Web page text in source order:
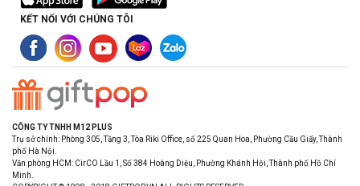
KẾT NỐI VỚI CHÚNG TÔI
CÔNG TY TNHH M12 PLUS
Trụ sở chính: Phòng 305, Tầng 3, Tòa Riki Office, số 225 Quan Hoa, Phường Cầu Giấy, Thành
phố Hà Nội.
Văn phòng HCM: CirCO Lầu 1, Số 384 Hoàng Diệu, Phường Khánh Hội, Thành phố Hồ Chí
Minh.